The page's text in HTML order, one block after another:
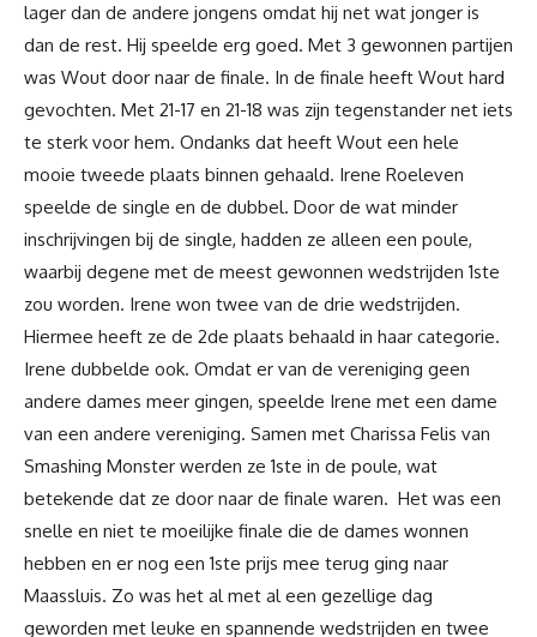
lager dan de andere jongens omdat hij net wat jonger is
dan de rest. Hij speelde erg goed. Met 3 gewonnen partijen
was Wout door naar de finale. In de finale heeft Wout hard
gevochten. Met 21-17 en 21-18 was zijn tegenstander net iets
te sterk voor hem. Ondanks dat heeft Wout een hele
mooie tweede plaats binnen gehaald. Irene Roeleven
speelde de single en de dubbel. Door de wat minder
inschrijvingen bij de single, hadden ze alleen een poule,
waarbij degene met de meest gewonnen wedstrijden 1ste
zou worden. Irene won twee van de drie wedstrijden.
Hiermee heeft ze de 2de plaats behaald in haar categorie.
Irene dubbelde ook. Omdat er van de vereniging geen
andere dames meer gingen, speelde Irene met een dame
van een andere vereniging. Samen met Charissa Felis van
Smashing Monster werden ze 1ste in de poule, wat
betekende dat ze door naar de finale waren. Het was een
snelle en niet te moeilijke finale die de dames wonnen
hebben en er nog een 1ste prijs mee terug ging naar
Maassluis. Zo was het al met al een gezellige dag
geworden met leuke en spannende wedstrijden en twee